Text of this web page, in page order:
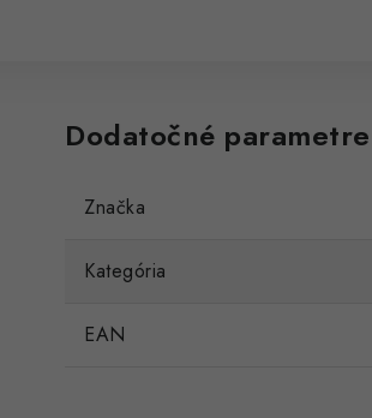
Dodatočné parametre
Značka
Kategória
EAN